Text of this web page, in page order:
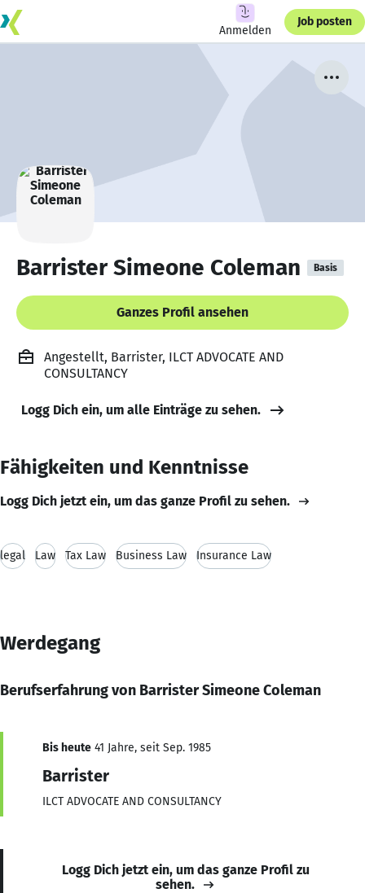
Anmelden
Job posten
Barrister Simeone Coleman Basis
Ganzes Profil ansehen
Angestellt, Barrister, ILCT ADVOCATE AND
CONSULTANCY
Logg Dich ein, um alle Einträge zu sehen.
Fähigkeiten und Kenntnisse
Logg Dich jetzt ein, um das ganze Profil zu sehen.
legal Law Tax Law Business Law Insurance Law
Werdegang
Berufserfahrung von Barrister Simeone Coleman
Bis heute 41 Jahre, seit Sep. 1985
Barrister
ILCT ADVOCATE AND CONSULTANCY
Logg Dich jetzt ein, um das ganze Profil zu
sehen.